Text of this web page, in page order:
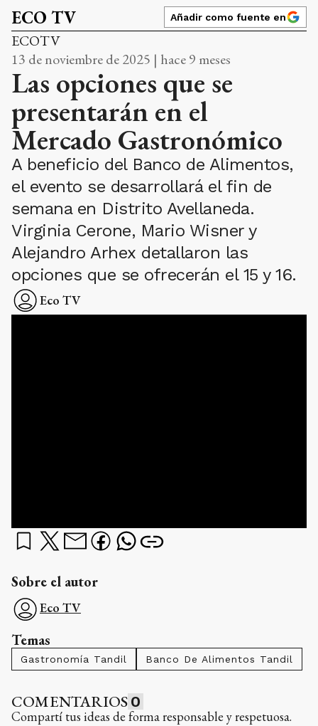
ECO TV Añadir como fuente en
ECOTV
13 de noviembre de 2025 | hace 9 meses
Las opciones que se
presentarán en el
Mercado Gastronómico
A beneficio del Banco de Alimentos,
el evento se desarrollará el fin de
semana en Distrito Avellaneda.
Virginia Cerone, Mario Wisner y
Alejandro Arhex detallaron las
opciones que se ofrecerán el 15 y 16.
Eco TV
Sobre el autor
Eco TV
Temas
Gastronomía Tandil Banco De Alimentos Tandil
COMENTARIOS 0
Compartí tus ideas de forma responsable y respetuosa.